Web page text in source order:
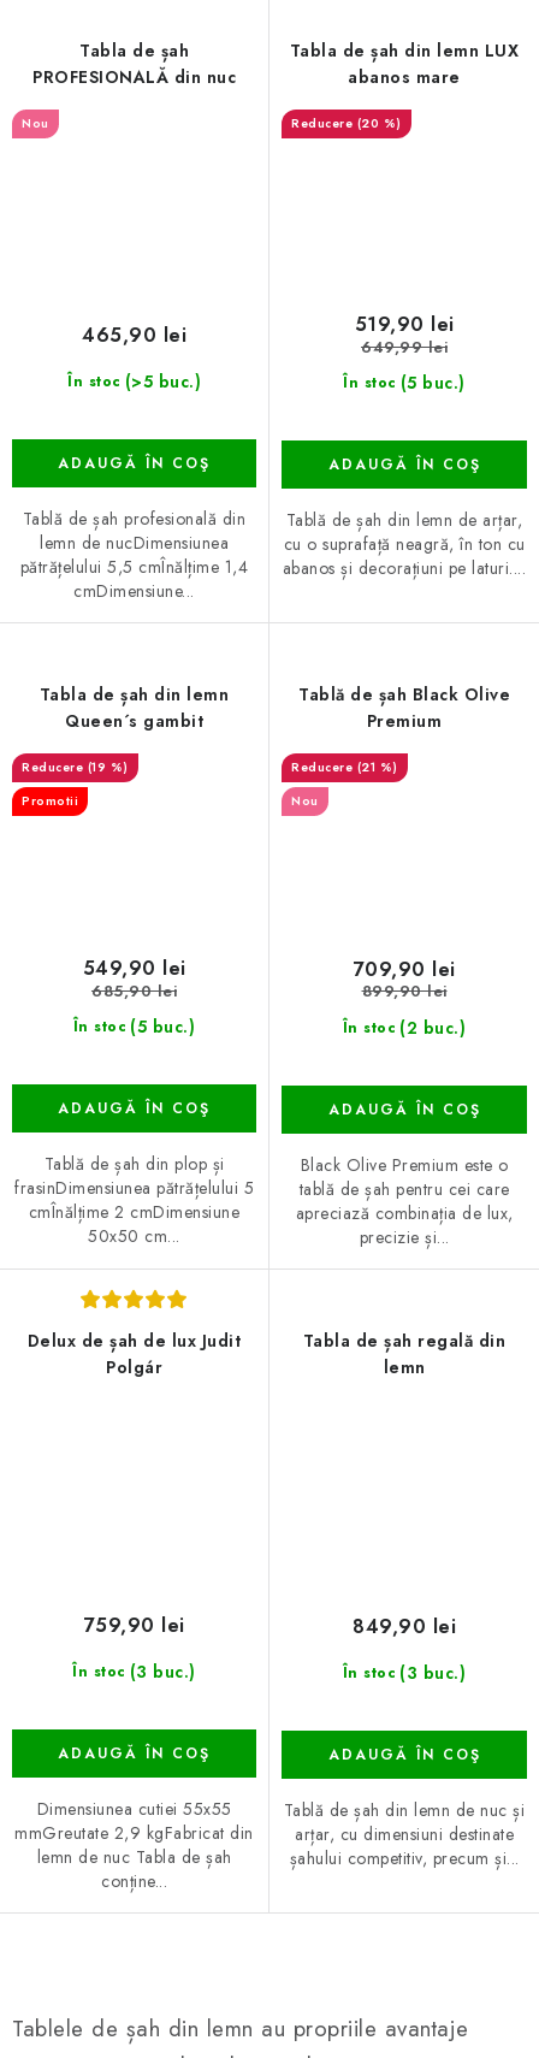
Tabla de șah
PROFESIONALĂ din nuc
Nou
În stoc (>5 buc.)
465,90 lei
ADAUGĂ ÎN COŞ
Tablă de șah profesională din
lemn de nucDimensiunea
pătrățelului 5,5 cmÎnălțime 1,4
cmDimensiune...
Tabla de șah din lemn LUX
abanos mare
(20 %)
În stoc (5 buc.)
519,90 lei
649,99 lei
ADAUGĂ ÎN COŞ
Tablă de șah din lemn de arțar,
cu o suprafață neagră, în ton cu
abanos și decorațiuni pe laturi....
Tabla de șah din lemn
Queen´s gambit
(19 %)
Promotii
În stoc (5 buc.)
549,90 lei
685,90 lei
ADAUGĂ ÎN COŞ
Tablă de șah din plop și
frasinDimensiunea pătrățelului 5
cmÎnălțime 2 cmDimensiune
50x50 cm...
Tablă de șah Black Olive
Premium
(21 %)
Nou
În stoc (2 buc.)
709,90 lei
899,90 lei
ADAUGĂ ÎN COŞ
Black Olive Premium este o
tablă de șah pentru cei care
apreciază combinația de lux,
precizie și...
Delux de șah de lux Judit
Polgár
În stoc (3 buc.)
759,90 lei
ADAUGĂ ÎN COŞ
Dimensiunea cutiei 55x55
mmGreutate 2,9 kgFabricat din
lemn de nuc Tabla de șah
conține...
Tabla de șah regală din
lemn
În stoc (3 buc.)
849,90 lei
ADAUGĂ ÎN COŞ
Tablă de șah din lemn de nuc și
arțar, cu dimensiuni destinate
șahului competitiv, precum și...
o
n
Tablele de șah din lemn au propriile avantaje